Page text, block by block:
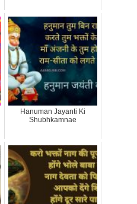
Hanuman Jayanti Ki
Shubhkamnae